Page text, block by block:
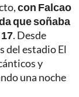
con Falcao
que soñaba
. Desde
del estadio El
y
una noche